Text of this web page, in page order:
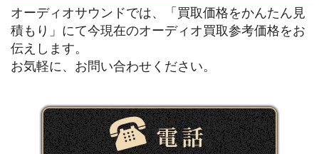
オーディオサウンドでは、「買取価格をかんたん見
積もり」にて今現在のオーディオ買取参考価格をお
伝えします。
お気軽に、お問い合わせください。